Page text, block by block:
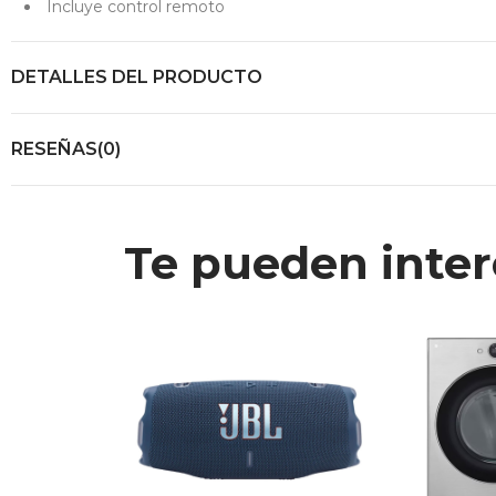
Incluye control remoto
DETALLES DEL PRODUCTO
RESEÑAS(0)
Te pueden